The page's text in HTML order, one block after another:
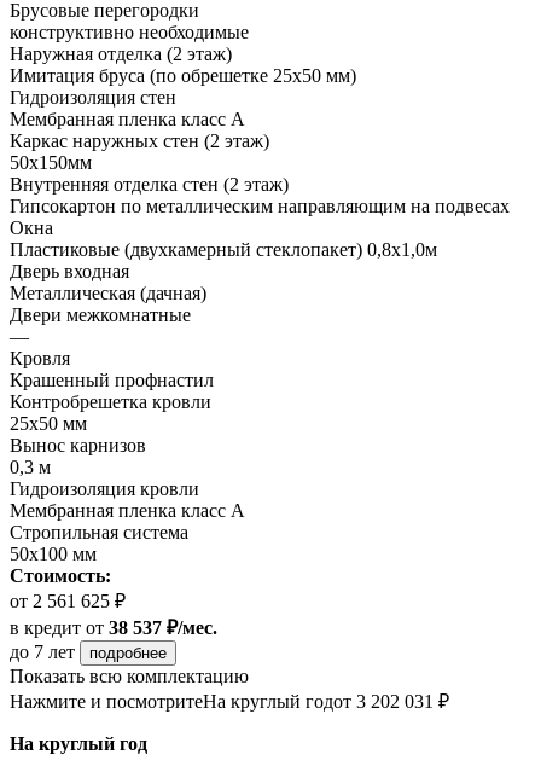
Брусовые перегородки
конструктивно необходимые
Наружная отделка (2 этаж)
Имитация бруса (по обрешетке 25х50 мм)
Гидроизоляция стен
Мембранная пленка класс А
Каркас наружных стен (2 этаж)
50х150мм
Внутренняя отделка стен (2 этаж)
Гипсокартон по металлическим направляющим на подвесах
Окна
Пластиковые (двухкамерный стеклопакет) 0,8х1,0м
Дверь входная
Металлическая (дачная)
Двери межкомнатные
—
Кровля
Крашенный профнастил
Контробрешетка кровли
25х50 мм
Вынос карнизов
0,3 м
Гидроизоляция кровли
Мембранная пленка класс А
Стропильная система
50х100 мм
Стоимость:
от 2 561 625 ₽
в кредит от 38 537 ₽/мес.
до 7 лет
подробнее
Показать всю комплектацию
Нажмите и посмотритеНа круглый годот 3 202 031 ₽
На круглый год